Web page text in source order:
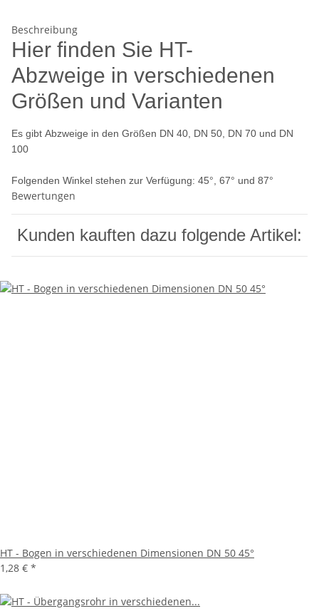
Beschreibung
Hier finden Sie HT-
Abzweige in verschiedenen
Größen und Varianten
Es gibt Abzweige in den Größen DN 40, DN 50, DN 70 und DN
100
Folgenden Winkel stehen zur Verfügung: 45°, 67° und 87°
Bewertungen
Kunden kauften dazu folgende Artikel:
HT - Bogen in verschiedenen Dimensionen DN 50 45°
1,28 € *